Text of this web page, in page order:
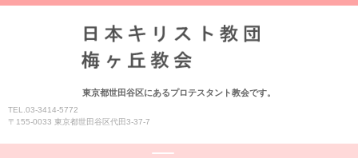
東京都世田谷区にあるプロテスタント教会です。
TEL.03-3414-5772
〒155-0033 東京都世田谷区代田3-37-7